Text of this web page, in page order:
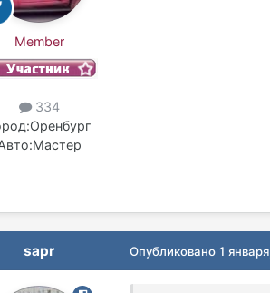
Member
334
Оренбург
Мастер
sapr Опубликовано1